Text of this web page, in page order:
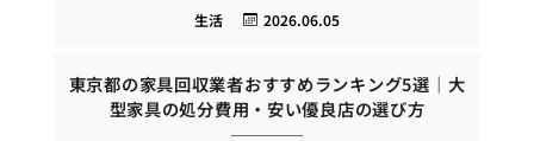
2026.06.05
生活
東京都の家具回収業者おすすめランキング5選｜大
型家具の処分費用・安い優良店の選び方